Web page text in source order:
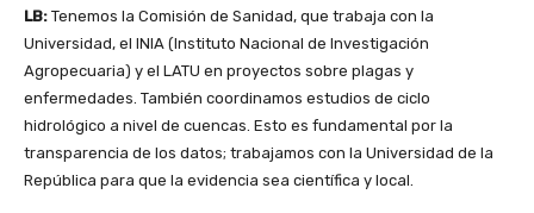
LB: Tenemos la Comisión de Sanidad, que trabaja con la
Universidad, el INIA (Instituto Nacional de Investigación
Agropecuaria) y el LATU en proyectos sobre plagas y
enfermedades. También coordinamos estudios de ciclo
hidrológico a nivel de cuencas. Esto es fundamental por la
transparencia de los datos; trabajamos con la Universidad de la
República para que la evidencia sea científica y local.